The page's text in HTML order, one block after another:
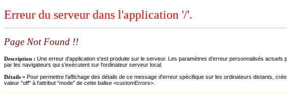
Erreur du serveur dans l'application '/'.
Page Not Found !!
Description : Une erreur d'application s'est produite sur le serveur. Les paramètres d'erreur personnalisés
par les navigateurs qui s'exécutent sur l'ordinateur serveur local.
Détails = Pour permettre l'affichage des détails de ce message d'erreur spécifique sur les ordinateurs distants,
valeur "off" à l'attribut "mode" de cette balise <customErrors>.